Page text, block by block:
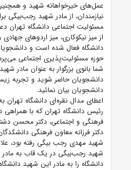
عمل‌های خیرخواهانه شهید و
نیازمندان، از مادر شهید
مسئولیت اجتماعی دانشگاه تهران
از میز نیکوکاری، میز اردوهای
دانشگاه فعال شده است و
حوزه مسئولیت‌پذیری اجتماعی
شما بانوی بزرگوار به عنوان مادر
دانشجویان حاضر شوید و تجربه
دانشجویان بیان نمائید.
اعطای مدال نقره‌ای دانشگاه تهران
رئیس دانشگاه تهران که با
فرهنگی و اجتماعی، دکتر محسن
دکتر فرزانه معاون فرهنگی
شهید مهدی رجب بیگی رفته بود،
شهید رجب‌بیگی در یک قاب به مادر
دانشگاه را به مادر این شهید